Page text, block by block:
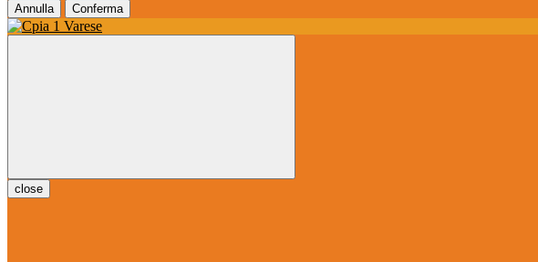
Annulla Conferma
close